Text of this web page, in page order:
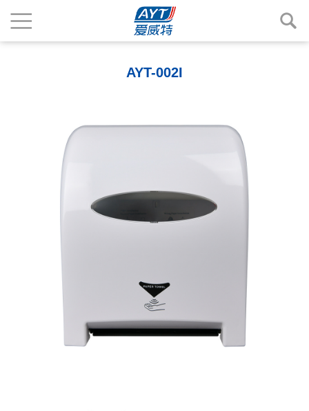
AYT-002I